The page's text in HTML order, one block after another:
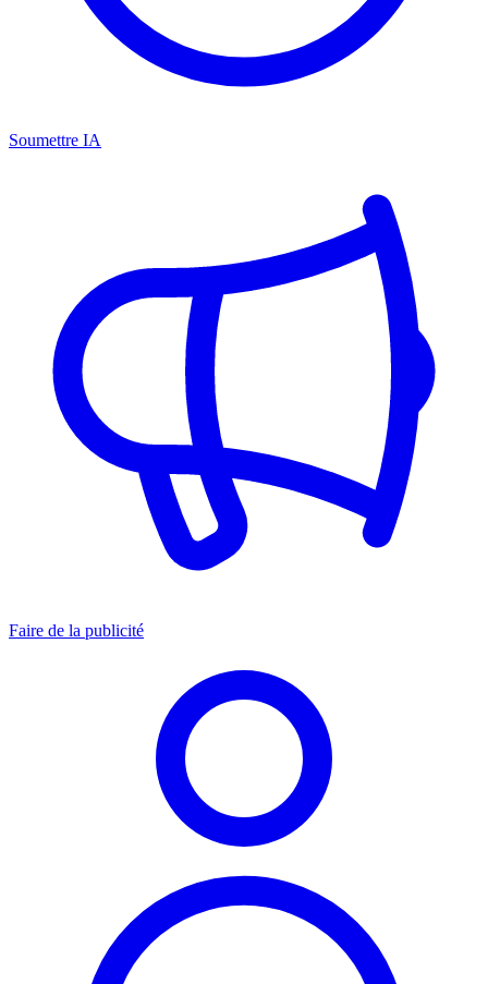
Soumettre IA
Faire de la publicité